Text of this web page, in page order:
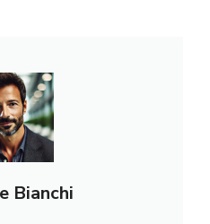
Bianchi